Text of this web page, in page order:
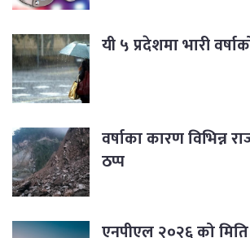
यी ५ प्रदेशमा भारी
वर्षाका कारण विभिन्न
ठप्प
एनपीएल २०२६ को